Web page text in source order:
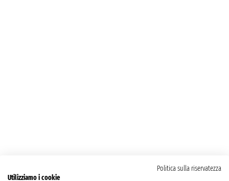
Politica sulla riservatezza
Utilizziamo i cookie